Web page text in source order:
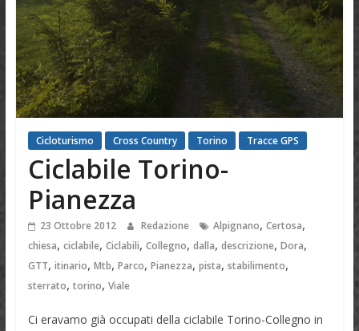
Cicloturismo Cross Country Torino Tracce GPS
Ciclabile Torino-
Pianezza
23 Ottobre 2012 Redazione Alpignano, Certosa,
chiesa, ciclabile, Ciclabili, Collegno, dalla, descrizione, Dora,
GTT, itinario, Mtb, Parco, Pianezza, pista, stabilimento,
sterrato, torino, Viale
Ci eravamo già occupati della ciclabile Torino-Collegno in